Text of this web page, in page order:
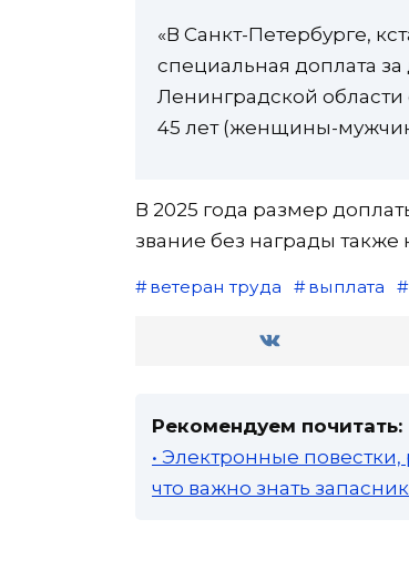
«В Санкт-Петербурге,
специальная доплата
Ленинградской
45 лет (женщины-
В 2025 года размер
звание без награды
ветеран труда выплата
Рекомендуем почитать:
• Электронные
что важно знать